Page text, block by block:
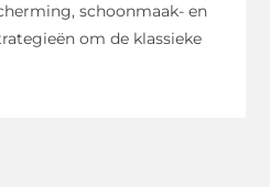
schoonmaak- en
om de klassieke